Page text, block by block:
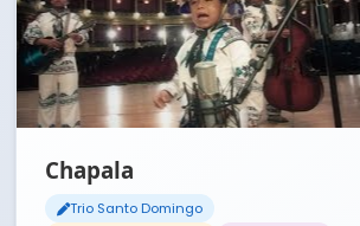
Chapala
Trio Santo Domingo